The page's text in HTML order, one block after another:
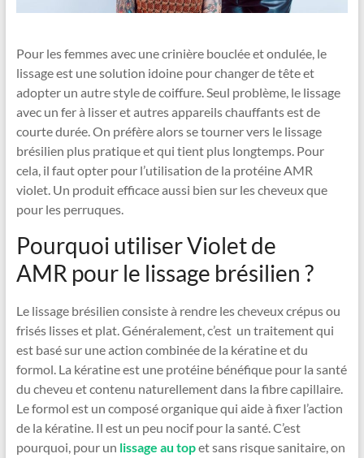
Pour les femmes avec une crinière bouclée et ondulée, le
lissage est une solution idoine pour changer de tête et
adopter un autre style de coiffure. Seul problème, le lissage
avec un fer à lisser et autres appareils chauffants est de
courte durée. On préfère alors se tourner vers le lissage
brésilien plus pratique et qui tient plus longtemps. Pour
cela, il faut opter pour l’utilisation de la protéine AMR
violet. Un produit efficace aussi bien sur les cheveux que
pour les perruques.
Pourquoi utiliser Violet de
AMR pour le lissage brésilien ?
Le lissage brésilien consiste à rendre les cheveux crépus ou
frisés lisses et plat. Généralement, c’est un traitement qui
est basé sur une action combinée de la kératine et du
formol. La kératine est une protéine bénéfique pour la santé
du cheveu et contenu naturellement dans la fibre capillaire.
Le formol est un composé organique qui aide à fixer l’action
de la kératine. Il est un peu nocif pour la santé. C’est
pourquoi, pour un lissage au topet sans risque sanitaire, on